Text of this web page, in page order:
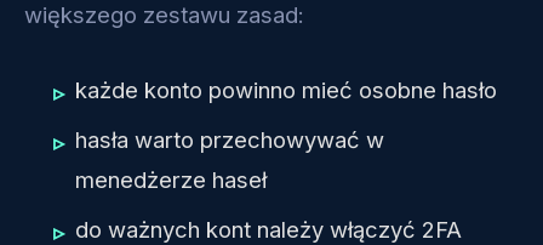
większego zestawu zasad:
każde konto powinno mieć osobne hasło
hasła warto przechowywać w
menedżerze haseł
do ważnych kont należy włączyć 2FA